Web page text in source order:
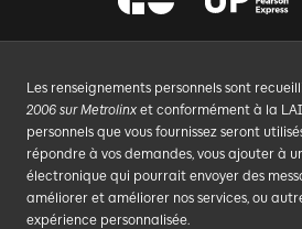
Les renseignements personnels sont
2006 sur Metrolinx et conformément à la
personnels que vous fournissez seront
répondre à vos demandes, vous ajouter à
électronique qui pourrait envoyer des
améliorer et améliorer nos services, ou
expérience personnalisée.